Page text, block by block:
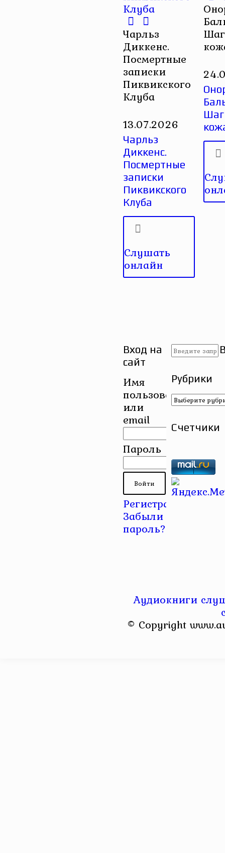
Чарльз
Диккенс.
Посмертные
записки
Пиквикского
Клуба
13.07.2026
Чарльз
Диккенс.
Посмертные
записки
Пиквикского
Клуба
Слушать
онлайн
Вход на
сайт
Имя
пользователя
или
email
Пароль
Регистрация
Забыли
пароль?
Рубрики
Рубрики
Счетчики
Аудиокниги
© Copyright